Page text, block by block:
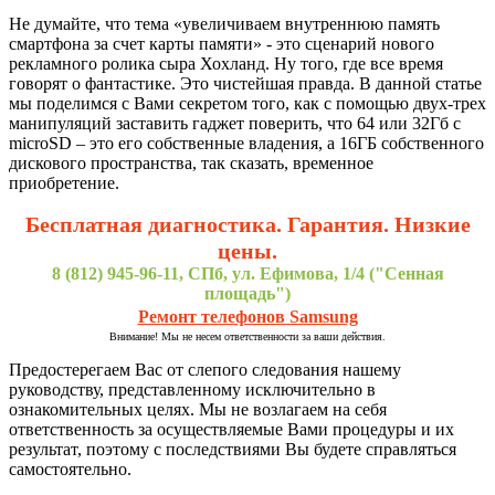
Не думайте, что тема «увеличиваем внутреннюю память
смартфона за счет карты памяти» - это сценарий нового
рекламного ролика сыра Хохланд. Ну того, где все время
говорят о фантастике. Это чистейшая правда. В данной статье
мы поделимся с Вами секретом того, как с помощью двух-трех
манипуляций заставить гаджет поверить, что 64 или 32Гб с
microSD – это его собственные владения, а 16ГБ собственного
дискового пространства, так сказать, временное
приобретение.
Бесплатная диагностика. Гарантия. Низкие
цены.
8 (812) 945-96-11, СПб, ул. Ефимова, 1/4 ("Сенная
площадь")
Ремонт телефонов Samsung
Внимание! Мы не несем ответственности за ваши действия.
Предостерегаем Вас от слепого следования нашему
руководству, представленному исключительно в
ознакомительных целях. Мы не возлагаем на себя
ответственность за осуществляемые Вами процедуры и их
результат, поэтому с последствиями Вы будете справляться
самостоятельно.